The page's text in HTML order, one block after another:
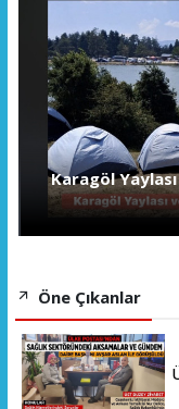
Karagöl
Öne Çıkanlar